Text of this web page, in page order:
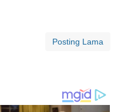
Posting Lama